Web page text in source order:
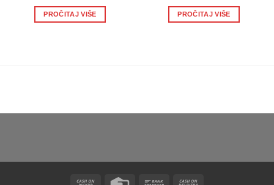
PROČITAJ VIŠE PROČITAJ VIŠE
Cash Credit Bank